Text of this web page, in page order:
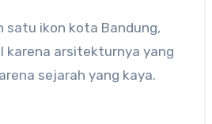
karena arsitekturnya yang
sejarah yang kaya.